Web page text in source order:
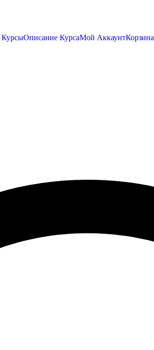
КурсыОписание КурсаМой АккаунтКорзина